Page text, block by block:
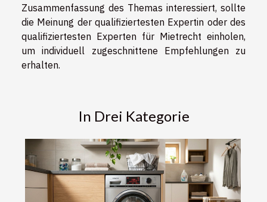
Zusammenfassung des Themas interessiert, sollte
die Meinung der qualifiziertesten Expertin oder des
qualifiziertesten Experten für Mietrecht einholen,
um individuell zugeschnittene Empfehlungen zu
erhalten.
In Drei Kategorie